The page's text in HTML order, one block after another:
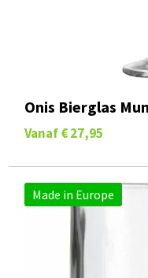
Onis Bierglas
Vanaf € 27,95
Made in Europe